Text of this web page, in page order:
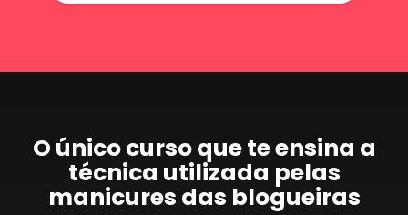
O único curso que te ensina a
técnica utilizada pelas
manicures das blogueiras